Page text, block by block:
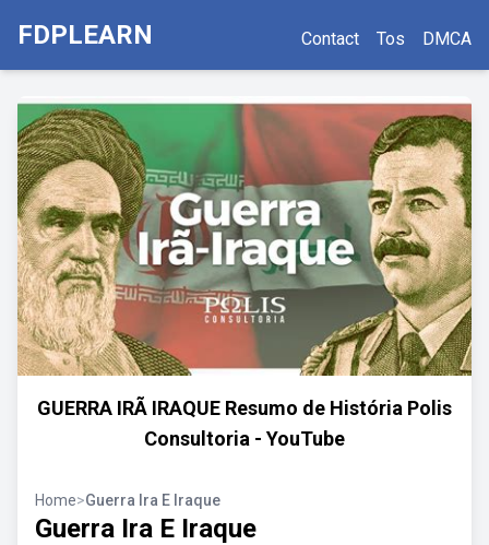
FDPLEARN Contact Tos DMCA
GUERRA IRÃ IRAQUE Resumo de História Polis
Consultoria - YouTube
Home>Guerra Ira E Iraque
Guerra Ira E Iraque